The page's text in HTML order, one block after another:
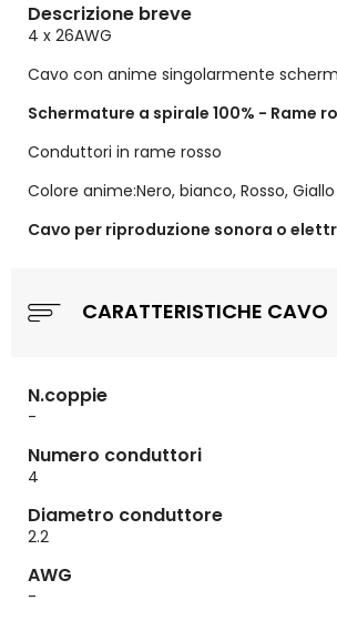
Descrizione breve
4 x 26AWG
Cavo con anime singolarmente
Schermature a spirale 100% - Rame
Conduttori in rame rosso
Colore anime:Nero, bianco, Rosso, Giallo
Cavo per riproduzione sonora o
CARATTERISTICHE CAVO
N.coppie
-
Numero conduttori
4
Diametro conduttore
2.2
AWG
-